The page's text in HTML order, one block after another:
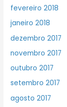
fevereiro 2018
janeiro 2018
dezembro 2017
novembro 2017
outubro 2017
setembro 2017
agosto 2017